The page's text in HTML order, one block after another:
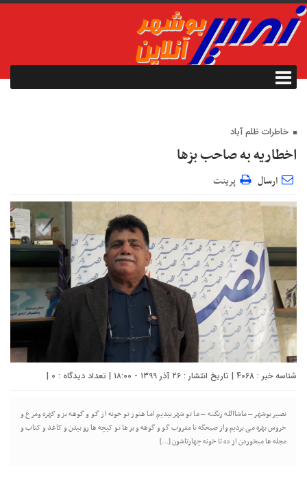
خاطرات ظلم آباد
اخطاریه به صاحب بزها
ارسال پرینت
شناسه خبر : 4068 | تاریخ انتشار : ۲۶ آذر ۱۳۹۹ - ۱۸:۰۰ | تعداد دیدگاه : 0
|
نصیر بوشهر – ماشاالله زنگنه – ما تو شهر بیدیم اما هنوز تو خونه از گو و گوهه بز و کهره ومرغ و
خروس بهره می بردیم واز صبحگه تا مغروب گو و گوهه و بز ها تو کیچه ها رو بیدن و کاغذ و کتاب و
مجله ها میخوردن از ده تا خونه چهارتاشون […]